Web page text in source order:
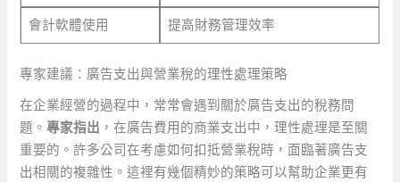
會計軟體使用 提高財務管理效率
專家建議：廣告支出與營業稅的理性處理策略
在企業經營的過程中，常常會遇到關於廣告支出的稅務問
題。專家指出 ，在廣告費用的商業支出中，理性處理是至關
重要的。許多公司在考慮如何扣抵營業稅時，面臨著廣告支
出相關的複雜性。這裡有幾個精妙的策略可以幫助企業更有